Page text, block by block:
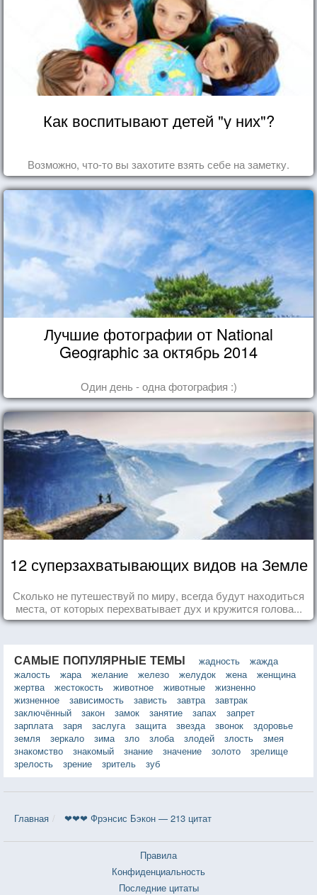
Как воспитывают детей "у них"?
Возможно, что-то вы захотите взять себе на заметку.
Лучшие фотографии от National
Geographic за октябрь 2014
Один день - одна фотография :)
12 суперзахватывающих видов на Земле
Сколько не путешествуй по миру, всегда будут находиться
места, от которых перехватывает дух и кружится голова...
САМЫЕ ПОПУЛЯРНЫЕ ТЕМЫ жадность
жажда
жалость
жара желание железо желудок жена
женщина
жертва
жестокость животное животные
жизненно
жизненное
зависимость зависть завтра
завтрак
заключённый
закон замок занятие запах
запрет
зарплата
заря заслуга защита звезда звонок
здоровье
земля
зеркало зима зло злоба злодей злость
змея
знакомство
знакомый знание значение золото
зрелище
зрелость
зрение зритель зуб
Главная ❤❤❤ Фрэнсис Бэкон — 213 цитат
Правила
Конфиденциальность
Последние цитаты